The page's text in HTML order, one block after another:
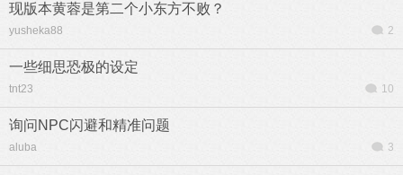
现版本黄蓉是第二个小东方不败？
yusheka88 2
一些细思恐极的设定
tnt23 10
询问NPC闪避和精准问题
aluba 3